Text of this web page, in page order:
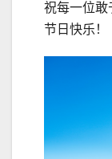
祝每一位敢
节日快乐！